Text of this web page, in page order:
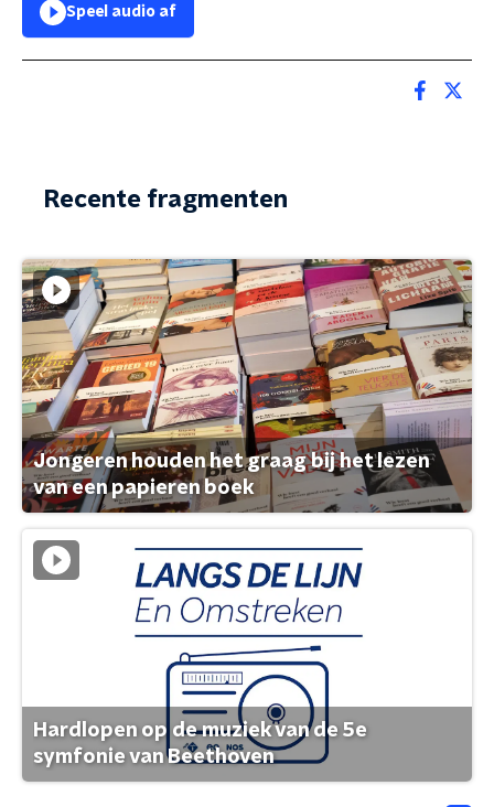
Speel audio af
Recente fragmenten
Jongeren houden het graag bij het lezen
van een papieren boek
Hardlopen op de muziek van de 5e
symfonie van Beethoven